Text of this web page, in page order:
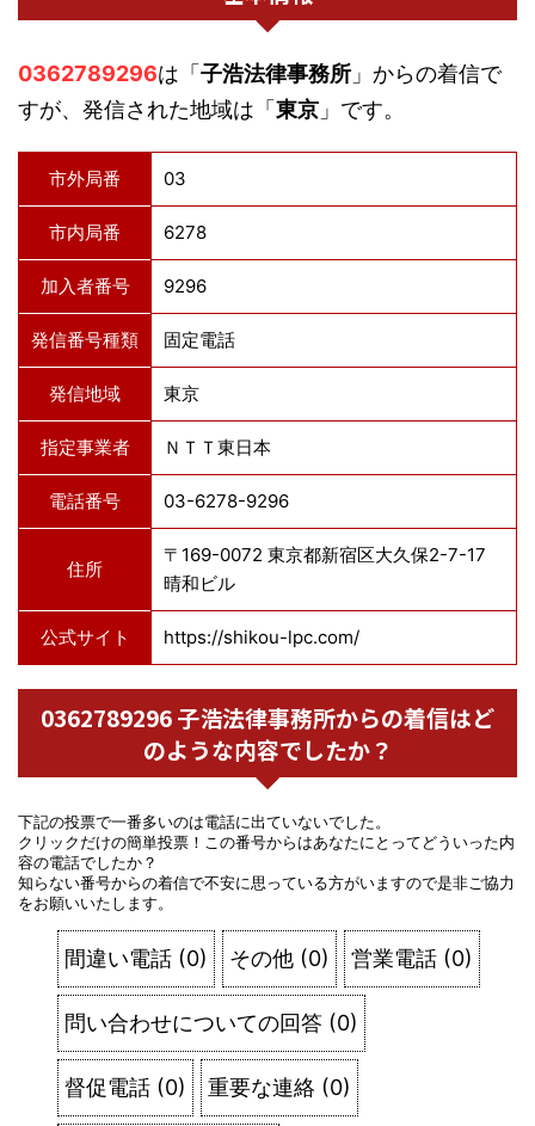
0362789296は「 子浩法律事務所 」からの着信で
すが、発信された地域は「 東京 」です。
市外局番 03
市内局番 6278
加入者番号 9296
発信番号種類 固定電話
発信地域 東京
指定事業者 ＮＴＴ東日本
電話番号 03-6278-9296
住所
〒169-0072 東京都新宿区大久保2-7-17
晴和ビル
公式サイト https://shikou-lpc.com/
0362789296 子浩法律事務所からの着信はど
のような内容でしたか？
下記の投票で一番多いのは電話に出ていないでした。
クリックだけの簡単投票！この番号からはあなたにとってどういった内
容の電話でしたか？
知らない番号からの着信で不安に思っている方がいますので是非ご協力
をお願いいたします。
間違い電話 (0) その他 (0) 営業電話 (0)
問い合わせについての回答 (0)
督促電話 (0) 重要な連絡 (0)